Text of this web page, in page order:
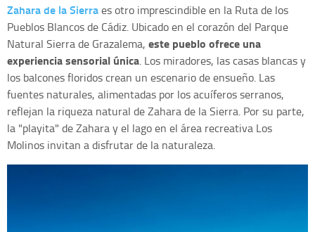
Zahara de la Sierraes otro imprescindible en la Ruta de los
Pueblos Blancos de Cádiz. Ubicado en el corazón del Parque
Natural Sierra de Grazalema, este pueblo ofrece una
experiencia sensorial única. Los miradores, las casas blancas y
los balcones floridos crean un escenario de ensueño. Las
fuentes naturales, alimentadas por los acuíferos serranos,
reflejan la riqueza natural de Zahara de la Sierra. Por su parte,
la "playita" de Zahara y el lago en el área recreativa Los
Molinos invitan a disfrutar de la naturaleza.